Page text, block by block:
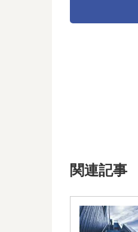
関連記事